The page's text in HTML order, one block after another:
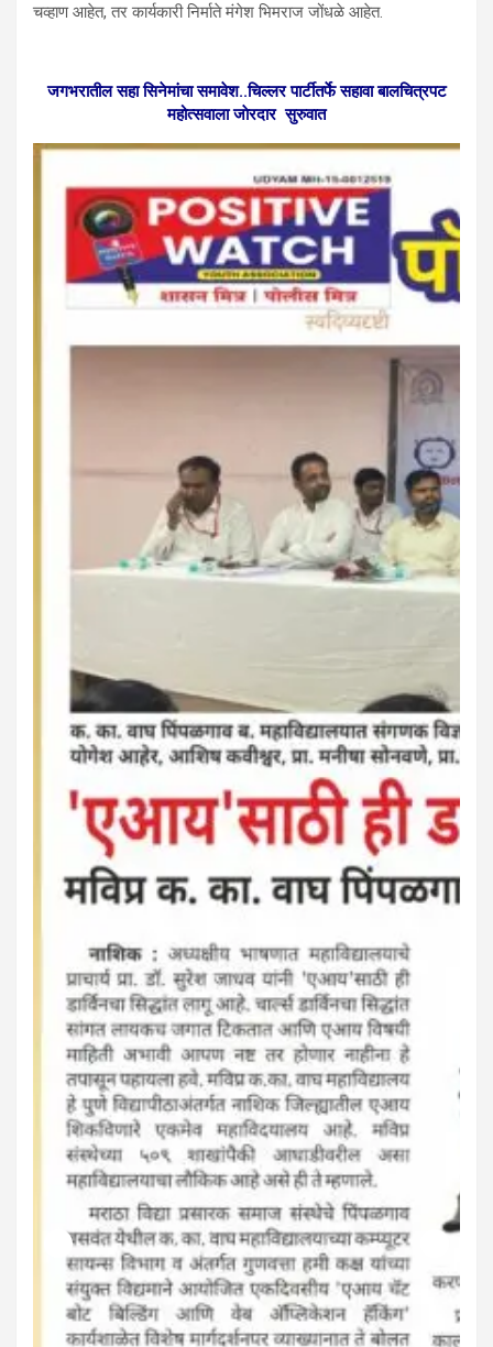
चव्हाण आहेत, तर कार्यकारी निर्माते मंगेश भिमराज जोंधळे आहेत.
जगभरातील सहा सिनेमांचा समावेश..चिल्लर पार्टीतर्फे सहावा बालचित्रपट
महोत्सवाला जाेरदार सुरुवात